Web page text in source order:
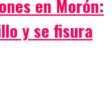
en Morón:
y se fisura